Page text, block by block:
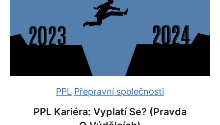
PPL Přepravní společnosti
PPL Kariéra: Vyplatí Se? (Pravda